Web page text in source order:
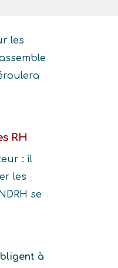
les
RH
: il
les
se
à